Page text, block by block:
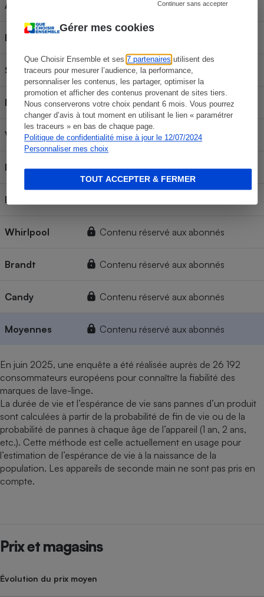
Gérer mes cookies
Que Choisir Ensemble et ses7 partenaires utilisent des
traceurs pour mesurer l’audience, la performance,
personnaliser les contenus, les partager, optimiser la
promotion et afficher des contenus provenant de sites tiers.
Nous conserverons votre choix pendant 6 mois. Vous pourrez
changer d’avis à tout moment en utilisant le lien « paramétrer
les traceurs » en bas de chaque page.
Politique de confidentialité mise à jour le 12/07/2024
Personnaliser mes choix
Continuer sans accepter
TOUT ACCEPTER & FERMER
AEG Contenu réservé aux abonnés
Electrolux
Samsung Contenu réservé aux abonnés
Faure Contenu réservé aux abonnés
Vedette Contenu réservé aux abonnés
Indesit Contenu réservé aux abonnés
Beko
Whirlpool Contenu réservé aux abonnés
Brandt Contenu réservé aux abonnés
Candy Contenu réservé aux abonnés
Moyennes Contenu réservé aux abonnés
En juin 2025, une enquête a été réalisée auprès de 26 192
consommateurs européens pour connaître la fiabilité des
marques de lave-linge.
La durée de vie et l’espérance de vie sans pannes d’un produit
sont calculées à partir de la probabilité de fin de vie ou de la
probabilité de pannes à chaque âge de l’appareil (1 an, 2 ans,
etc.). Cette méthode est celle actuellement en usage pour
l’estimation de l’espérance de vie à la naissance de la
population. Les appareils de seconde main ne sont pas pris en
compte.
Prix et magasins
Évolution du prix moyen